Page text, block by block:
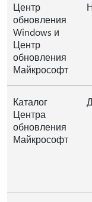
Центр
обновления
Windows и
Центр
обновления
Майкрософт
Каталог
Центра
обновления
Майкрософт